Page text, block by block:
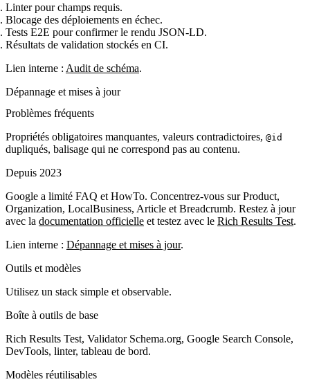
Linter pour champs requis.
Blocage des déploiements en échec.
Tests E2E pour confirmer le rendu JSON‑LD.
Résultats de validation stockés en CI.
Lien interne : Audit de schéma.
Dépannage et mises à jour
Problèmes fréquents
Propriétés obligatoires manquantes, valeurs contradictoires, @id
dupliqués, balisage qui ne correspond pas au contenu.
Depuis 2023
Google a limité FAQ et HowTo. Concentrez‑vous sur Product,
Organization, LocalBusiness, Article et Breadcrumb. Restez à jour
avec la documentation officielle et testez avec le Rich Results Test.
Lien interne : Dépannage et mises à jour.
Outils et modèles
Utilisez un stack simple et observable.
Boîte à outils de base
Rich Results Test, Validator Schema.org, Google Search Console,
DevTools, linter, tableau de bord.
Modèles réutilisables